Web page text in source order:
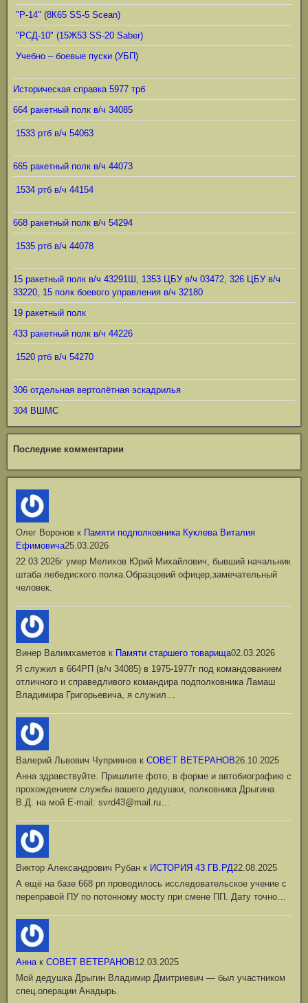
"Р-14" (8К65 SS-5 Scean)
"РСД-10" (15Ж53 SS-20 Saber)
Учебно – боевые пуски (УБП)
Историческая справка 5977 трб
664 ракетный полк в/ч 34085
1533 ртб в/ч 54063
665 ракетный полк в/ч 44073
1534 ртб в/ч 44154
668 ракетный полк в/ч 54294
1535 ртб в/ч 44078
15 ракетный полк в/ч 43291Ш, 1353 ЦБУ в/ч 03472, 326 ЦБУ в/ч
33220, 15 полк боевого управления в/ч 32180
19 ракетный полк
433 ракетный полк в/ч 44226
1520 ртб в/ч 54270
306 отдельная вертолётная эскадрилья
304 ВШМС
Последние комментарии
Олег Воронов к Памяти подполковника Куклева Виталия
Ефимовича25.03.2026
22 03 2026г умер Мелихов Юрий Михайлович, бывший начальник
штаба лебедиского полка.Образцовий офицер,замечательный
человек.
Винер Валимхаметов к Памяти старшего товарища02.03.2026
Я служил в 664РП (в/ч 34085) в 1975-1977г под командованием
отличного и справедливого командира подполковника Ламаш
Владимира Григорьевича, я служил…
Валерий Львович Чуприянов к СОВЕТ ВЕТЕРАНОВ26.10.2025
Анна здравствуйте. Пришлите фото, в форме и автобиографию с
прохождением службы вашего дедушки, полковника Дрыгина
В.Д. на мой Е-mail: svrd43@mail.ru…
Виктор Александрович Рубан к ИСТОРИЯ 43 ГВ.РД22.08.2025
А ещё на базе 668 рп проводилось исследовательское учение с
переправой ПУ по потонному мосту при смене ПП. Дату точно…
Аннак СОВЕТ ВЕТЕРАНОВ12.03.2025
Мой дедушка Дрыгин Владимир Дмитриевич — был участником
спец.операции Анадырь.